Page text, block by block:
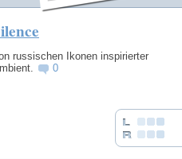
russischen Ikonen inspirierter
0